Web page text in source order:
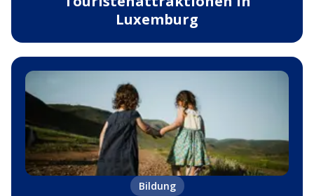
Luxemburg
Bildung